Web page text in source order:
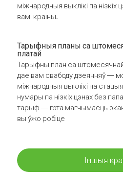
міжнародныя выклікі па нізкіх
вамі краіны.
Тарыфныя планы са
платай
Тарыфны план са
дае вам свабоду дзеянняў —
міжнародныя выклікі на
нумары па нізкіх цэнах без
тарыф — гэта магчымасць
вы ўжо робіце
Іншыя